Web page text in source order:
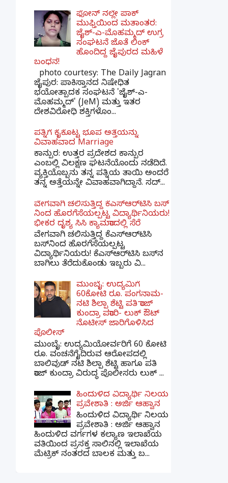
ಫೋನ್ ನಲ್ಲೇ ಪಾಕ್
ಮುಫ್ತಿಯಿಂದ ಮತಾಂತರ:
ಜೈಶ್-ಎ-ಮೊಹಮ್ಮದ್ ಉಗ್ರ
ಸಂಘಟನೆ ಜೊತೆ ಲಿಂಕ್
ಹೊಂದಿದ್ದ ಜೈಪುರದ ಮಹಿಳೆ
ಬಂಧನ!
photo courtesy: The Daily Jagran
ಜೈಪುರ: ಪಾಕಿಸ್ತಾನದ ನಿಷೇಧಿತ
ಭಯೋತ್ಪಾದಕ ಸಂಘಟನೆ 'ಜೈಶ್-ಎ-
ಮೊಹಮ್ಮದ್' (JeM) ಮತ್ತು ಇತರ
ದೇಶವಿರೋಧಿ ಶಕ್ತಿಗಳೊಂ...
ಪತ್ನಿಗೆ ಕೈಕೊಟ್ಟ ಭೂಪ ಅತ್ತೆಯನ್ನು
ವಿವಾಹವಾದ Marriage
ಕಾನ್ಪುರ: ಉತ್ತರ ಪ್ರದೇಶದ ಕಾನ್ಪುರ
ಎಂಬಲ್ಲಿ ವಿಲಕ್ಷಣ ಘಟನೆಯೊಂದು ನಡೆದಿದೆ.
ವ್ಯಕ್ತಿಯೊಬ್ಬನು ತನ್ನ ಪತ್ನಿಯ ತಾಯಿ ಅಂದರೆ
ತನ್ನ ಅತ್ತೆಯನ್ನೇ ವಿವಾಹವಾಗಿದ್ದಾನೆ. ಸದ್...
ವೇಗವಾಗಿ ಚಲಿಸುತ್ತಿದ್ದ ಕೆಎಸ್​ಆರ್​ಟಿಸಿ ಬಸ್​
ನಿಂದ ಹೊರಗೆಸೆಯಲ್ಪಟ್ಟ ವಿದ್ಯಾರ್ಥಿನಿಯರು!
ಭೀಕರ ದೃಶ್ಯ ಸಿಸಿ ಕ್ಯಾಮರಾದಲ್ಲಿ ಸೆರೆ
ವೇಗವಾಗಿ ಚಲಿಸುತ್ತಿದ್ದ ಕೆಎಸ್‌ಆರ್‌ಟಿಸಿ
ಬಸ್‌ನಿಂದ ಹೊರಗೆಸೆಯಲ್ಪಟ್ಟ
ವಿದ್ಯಾರ್ಥಿನಿಯರು! ಕೆಎಸ್‌ಆರ್‌ಟಿಸಿ ಬಸ್‌ನ
ಬಾಗಿಲು ತೆರೆದುಕೊಂಡು ಇಬ್ಬರು ವಿ...
ಮುಂಬೈ: ಉದ್ಯಮಿಗೆ
60ಕೋಟಿ ರೂ. ಪಂಗನಾಮ-
ನಟಿ ಶಿಲ್ಪಾ ಶೆಟ್ಟಿ ಪತಿ ರಾಜ್
ಕುಂದ್ರಾ ಪರಾರಿ- ಲುಕ್ ಔಟ್
ನೊಟೀಸ್ ಜಾರಿಗೊಳಿಸಿದ
ಪೊಲೀಸ್
ಮುಂಬೈ: ಉದ್ಯಮಿಯೋರ್ವರಿಗೆ 60 ಕೋಟಿ
ರೂ. ವಂಚನೆಗೈದಿರುವ ಆರೋಪದಲ್ಲಿ
ಬಾಲಿವುಡ್ ನಟಿ ಶಿಲ್ಪಾ ಶೆಟ್ಟಿ ಹಾಗೂ ಪತಿ
ರಾಜ್ ಕುಂದ್ರಾ ವಿರುದ್ಧ ಪೊಲೀಸರು ಲುಕ್ ...
ಹಿಂದುಳಿದ ವಿದ್ಯಾರ್ಥಿ ನಿಲಯ
ಪ್ರವೇಶಾತಿ : ಅರ್ಜಿ ಆಹ್ವಾನ
ಹಿಂದುಳಿದ ವಿದ್ಯಾರ್ಥಿ ನಿಲಯ
ಪ್ರವೇಶಾತಿ : ಅರ್ಜಿ ಆಹ್ವಾನ
ಹಿಂದುಳಿದ ವರ್ಗಗಳ ಕಲ್ಯಾಣ ಇಲಾಖೆಯ
ವತಿಯಿಂದ ಪ್ರಸಕ್ತ ಸಾಲಿನಲ್ಲಿ ಇಲಾಖೆಯ
ಮೆಟ್ರಿಕ್ ನಂತರದ ಬಾಲಕ ಮತ್ತು ಬ...